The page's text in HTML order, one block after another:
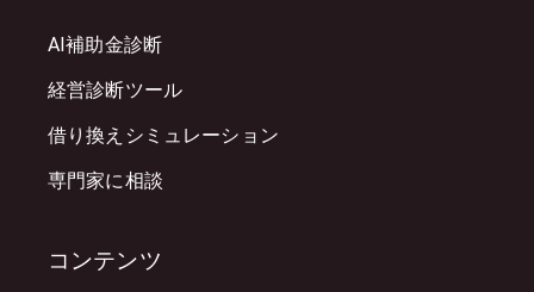
AI補助金診断
経営診断ツール
借り換えシミュレーション
専門家に相談
コンテンツ